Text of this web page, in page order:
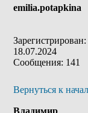
emilia.potapkina
Зарегистрирован:
18.07.2024
Сообщения: 141
Вернуться к
Владимир